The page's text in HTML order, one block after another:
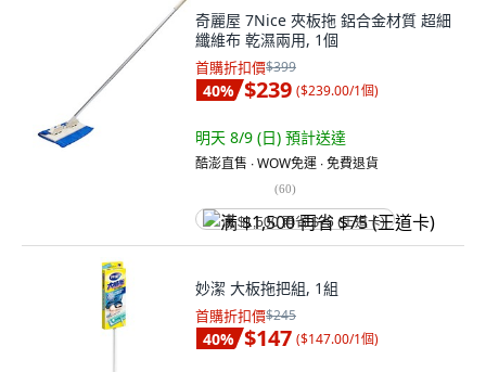
奇麗屋 7Nice 夾板拖 鋁合金材質 超細
纖維布 乾濕兩用, 1個
首購折扣價$399
40% $239 ($239.00/1個)
明天 8/9 (日) 預計送達
酷澎直售 ∙ WOW免運 ∙ 免費退貨
(60)
满 $1,500 再省 $75 (王道卡)
妙潔 大板拖把組, 1組
首購折扣價$245
40% $147 ($147.00/1個)